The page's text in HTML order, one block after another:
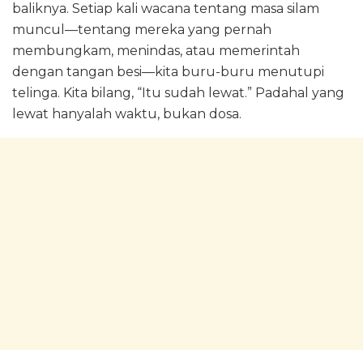
baliknya. Setiap kali wacana tentang masa silam
muncul—tentang mereka yang pernah
membungkam, menindas, atau memerintah
dengan tangan besi—kita buru-buru menutupi
telinga. Kita bilang, “Itu sudah lewat.” Padahal yang
lewat hanyalah waktu, bukan dosa.